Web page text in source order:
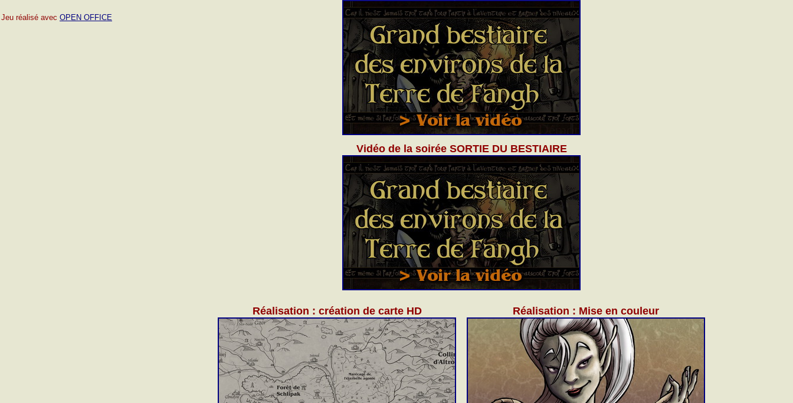
Jeu réalisé avec OPEN OFFICE
Vidéo de la soirée SORTIE DU BESTIAIRE
Réalisation : création de carte HD Réalisation : Mise en couleur